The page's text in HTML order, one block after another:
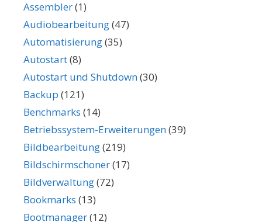
Assembler(1)
Audiobearbeitung(47)
Automatisierung(35)
Autostart(8)
Autostart und Shutdown(30)
Backup (121)
Benchmarks (14)
Betriebssystem-Erweiterungen(39)
Bildbearbeitung(219)
Bildschirmschoner(17)
Bildverwaltung(72)
Bookmarks (13)
Bootmanager(12)